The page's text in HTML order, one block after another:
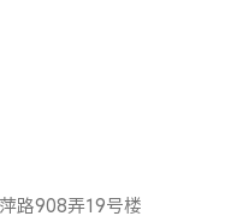
路908弄19号楼